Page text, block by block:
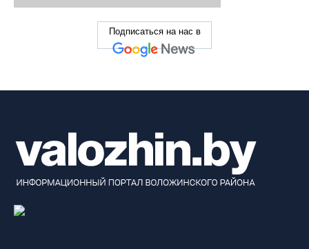
Подписаться на нас в